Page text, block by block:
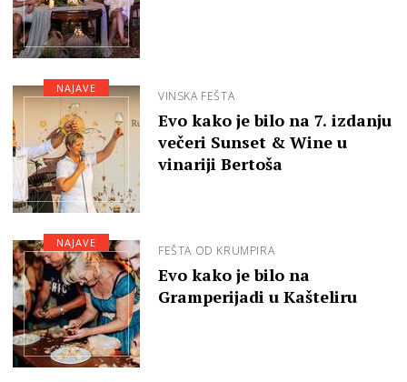
VINSKA FEŠTA
Evo kako je bilo na 7. izdanju
večeri Sunset & Wine u
vinariji Bertoša
NAJAVE
FEŠTA OD KRUMPIRA
Evo kako je bilo na
Gramperijadi u Kašteliru
NAJAVE